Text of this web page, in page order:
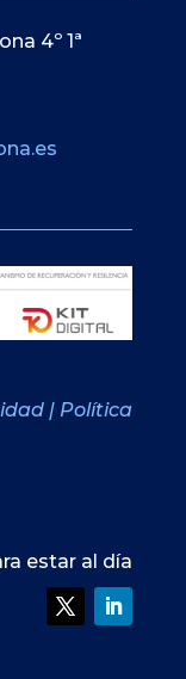
4º 1ª
| Política
estar al día